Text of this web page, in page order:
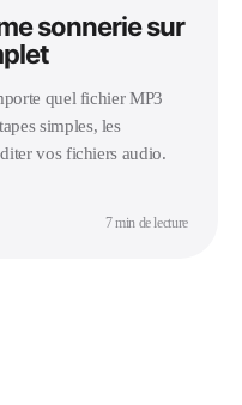
sonnerie sur
quel fichier MP3
simples, les
vos fichiers audio.
7 min de lecture